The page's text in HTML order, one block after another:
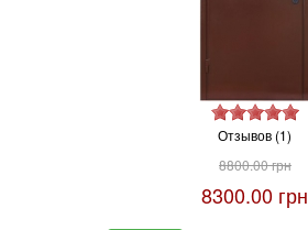
Отзывов (1)
8800.00 грн
8300.00 грн